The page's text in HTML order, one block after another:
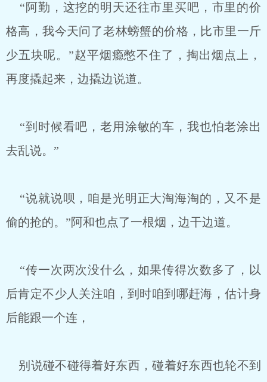
“阿勤，这挖的明天还往市里买吧，市里的价
格高，我今天问了老林螃蟹的价格，比市里一斤
少五块呢。”赵平烟瘾憋不住了，掏出烟点上，
再度撬起来，边撬边说道。
“到时候看吧，老用涂敏的车，我也怕老涂出
去乱说。”
“说就说呗，咱是光明正大淘海淘的，又不是
偷的抢的。”阿和也点了一根烟，边干边道。
“传一次两次没什么，如果传得次数多了，以
后肯定不少人关注咱，到时咱到哪赶海，估计身
后能跟一个连，
别说碰不碰得着好东西，碰着好东西也轮不到